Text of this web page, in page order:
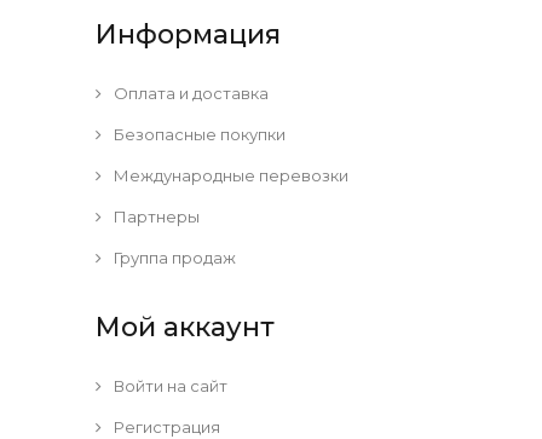
Информация
Оплата и доставка
Безопасные покупки
Международные перевозки
Партнеры
Группа продаж
Мой аккаунт
Войти на сайт
Регистрация